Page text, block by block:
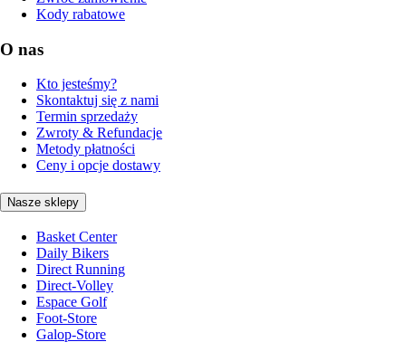
Kody rabatowe
O nas
Kto jesteśmy?
Skontaktuj się z nami
Termin sprzedaży
Zwroty & Refundacje
Metody płatności
Ceny i opcje dostawy
Nasze sklepy
Basket Center
Daily Bikers
Direct Running
Direct-Volley
Espace Golf
Foot-Store
Galop-Store